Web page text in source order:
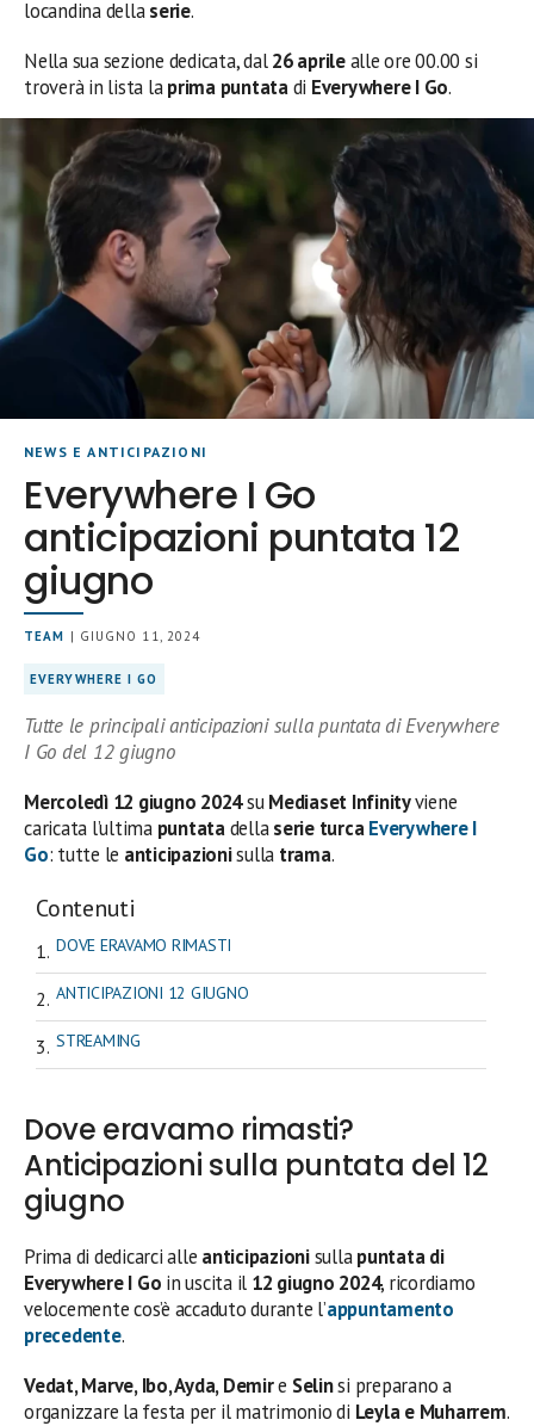
locandina dellaserie.
Nella sua sezione dedicata, dal26 aprilealle ore 00.00 si
troverà in lista laprima puntatadi Everywhere I Go.
NEWS E ANTICIPAZIONI
Everywhere I Go
anticipazioni puntata 12
giugno
TEAM | GIUGNO 11, 2024
EVERYWHERE I GO
Tutte le principali anticipazioni sulla puntata di Everywhere
I Go del 12 giugno
Mercoledì 12 giugno 2024suMediaset Infinityviene
caricata l’ultima puntatadellaserie turca Everywhere I
Go: tutte le anticipazionisulla trama.
Contenuti
DOVE ERAVAMO RIMASTI
ANTICIPAZIONI 12 GIUGNO
STREAMING
Dove eravamo rimasti?
Anticipazioni sulla puntata del 12
giugno
Prima di dedicarci alle anticipazionisullapuntata di
Everywhere I Go in uscita il 12 giugno 2024, ricordiamo
velocemente cos’è accaduto durante l’appuntamento
precedente.
Vedat, Marve, Ibo, Ayda, Demire Selinsi preparano a
organizzare la festa per il matrimonio di Leyla e Muharrem.